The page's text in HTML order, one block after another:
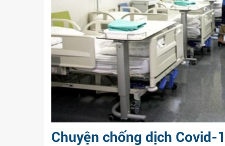
Chuyện chống dịch Covid-